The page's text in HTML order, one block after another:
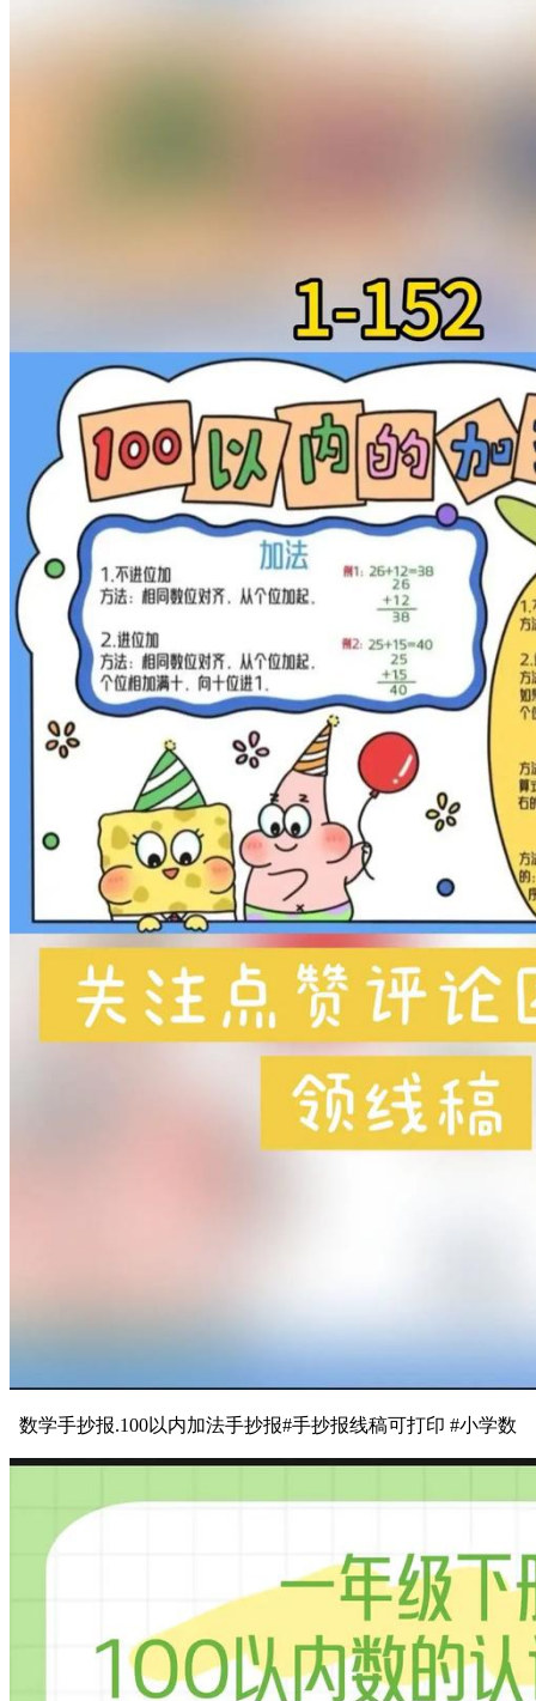
数学手抄报.100以内加法手抄报#手抄报线稿可打印 #小学数